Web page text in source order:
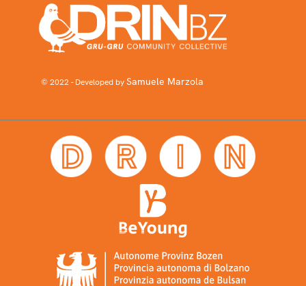
© 2022 - Developed bySamuele Marzola